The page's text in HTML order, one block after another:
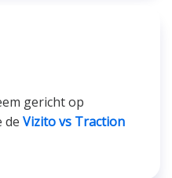
gericht op
de Vizito vs Traction